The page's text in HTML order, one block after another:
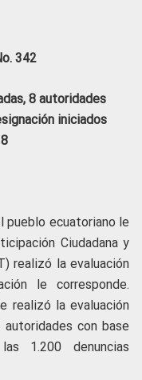
342
8 autoridades
iniciados
pueblo ecuatoriano le
Ciudadana y
realizó la evaluación
le corresponde.
realizó la evaluación
con base
1.200 denuncias